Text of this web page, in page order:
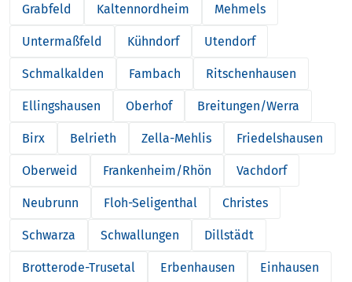
Grabfeld Kaltennordheim Mehmels
Untermaßfeld Kühndorf Utendorf
Schmalkalden Fambach Ritschenhausen
Ellingshausen Oberhof Breitungen/Werra
Birx Belrieth Zella-Mehlis Friedelshausen
Oberweid Frankenheim/Rhön Vachdorf
Neubrunn Floh-Seligenthal Christes
Schwarza Schwallungen Dillstädt
Brotterode-Trusetal Erbenhausen Einhausen